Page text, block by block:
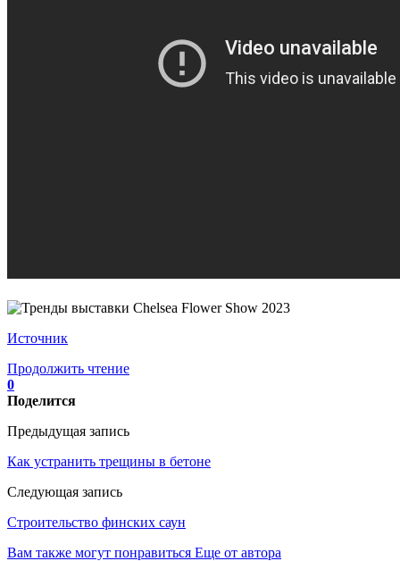
Источник
Продолжить чтение
0
Поделится
Предыдущая запись
Как устранить трещины в бетоне
Следующая запись
Строительство финских саун
Вам также могут понравиться Еще от автора